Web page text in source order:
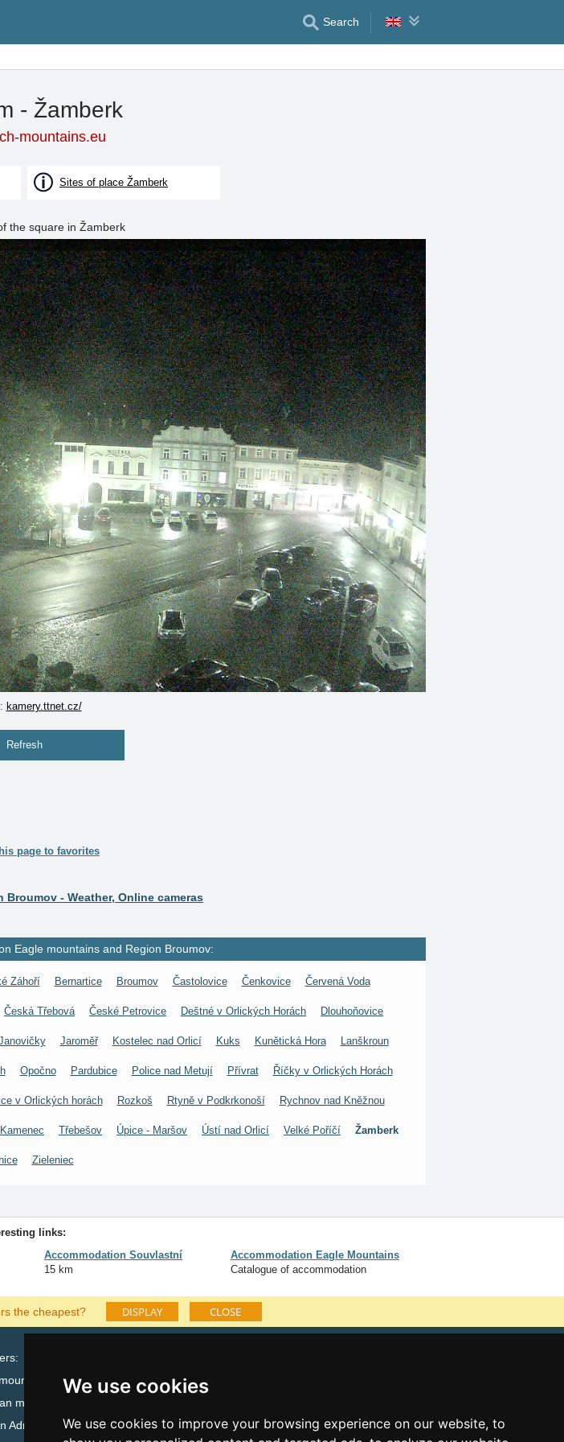
We use cookies
We use cookies to improve your browsing experience on our website, to
Search
- Žamberk
mountains.eu
Sites of place Žamberk
the square in Žamberk
kamery.ttnet.cz/
Refresh
page to favorites
- Weather, Online cameras
Eagle mountains and Region Broumov:
Záhoří Bernartice Broumov Častolovice Čenkovice Červená Voda
Česká Třebová České Petrovice Deštné v Orlických Horách Dlouhoňovice
Jaroměř Kostelec nad Orlicí Kuks Kunětická Hora Lanškroun
Opočno Pardubice Police nad Metují Přívrat Říčky v Orlických Horách
v Orlických horách Rozkoš Rtyně v Podkrkonoší Rychnov nad Kněžnou
Třebešov Úpice - Maršov Ústí nad Orlicí Velké Poříčí Žamberk
Zieleniec
links:
Accommodation Souvlastní
15 km
Accommodation Eagle Mountains
Catalogue of accommodation
the cheapest? DISPLAY CLOSE
mountains
Adriatic
Lastminute Eagle Mountains
New year's eve Eagle Mountains